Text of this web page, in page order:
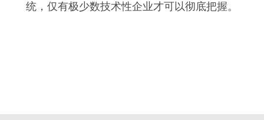
统，仅有极少数技术性企业才可以彻底把握。